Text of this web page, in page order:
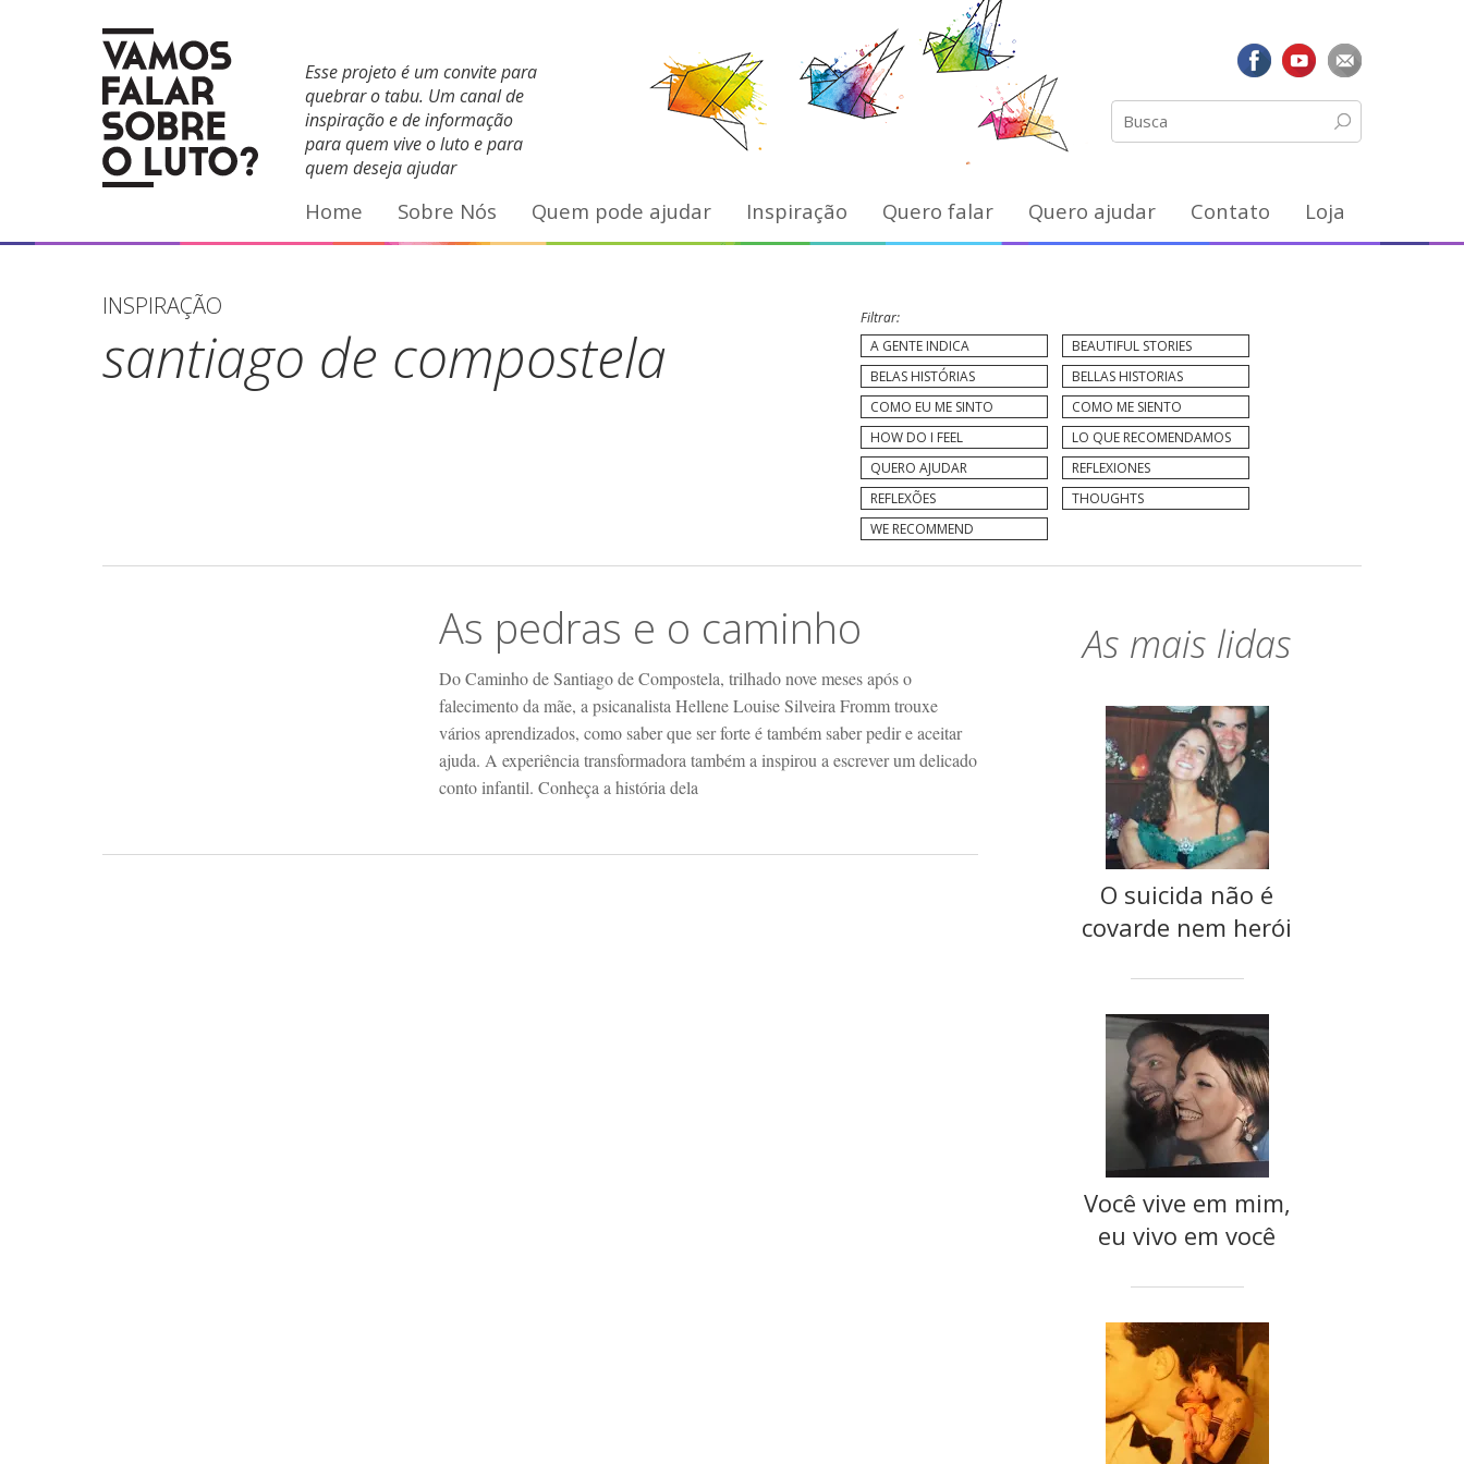
Esse projeto é um convite para
quebrar o tabu. Um canal de
inspiração e de informação
para quem vive o luto e para
quem deseja ajudar
FacebookYouTube
Home Sobre Nós Quem pode ajudar Inspiração Quero falar Quero ajudar Contato Loja
INSPIRAÇÃO
santiago de compostela
Filtrar:
A GENTE INDICA
BEAUTIFUL STORIES
BELAS HISTÓRIAS
BELLAS HISTORIAS
COMO EU ME SINTO
COMO ME SIENTO
HOW DO I FEEL
LO QUE RECOMENDAMOS
QUERO AJUDAR
REFLEXIONES
REFLEXÕES
THOUGHTS
WE RECOMMEND
As pedras e o caminho
Do Caminho de Santiago de Compostela, trilhado nove meses após o
falecimento da mãe, a psicanalista Hellene Louise Silveira Fromm trouxe
vários aprendizados, como saber que ser forte é também saber pedir e aceitar
ajuda. A experiência transformadora também a inspirou a escrever um delicado
conto infantil. Conheça a história dela
As mais lidas
O suicida não é
covarde nem herói
Você vive em mim,
eu vivo em você